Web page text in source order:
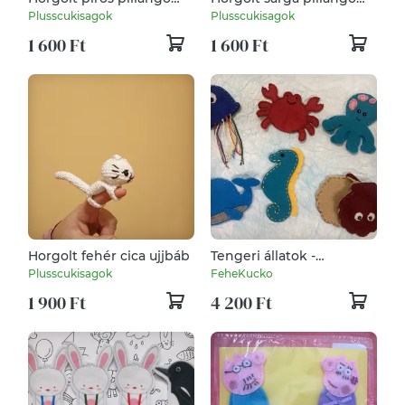
ujjbáb
Plusscukisagok
1 600 Ft
ujjbáb
Plusscukisagok
1 600 Ft
Horgolt fehér cica ujjbáb
Plusscukisagok
1 900 Ft
Tengeri állatok -
ujjbàbcsomag
FeheKucko
4 200 Ft